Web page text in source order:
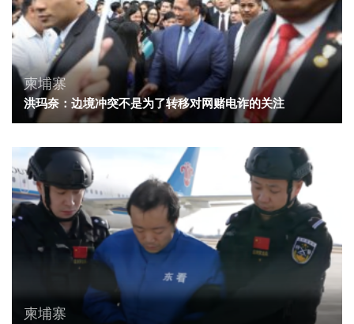
柬埔寨
洪玛奈：边境冲突不是为了转移对网赌电诈的关注
柬埔寨